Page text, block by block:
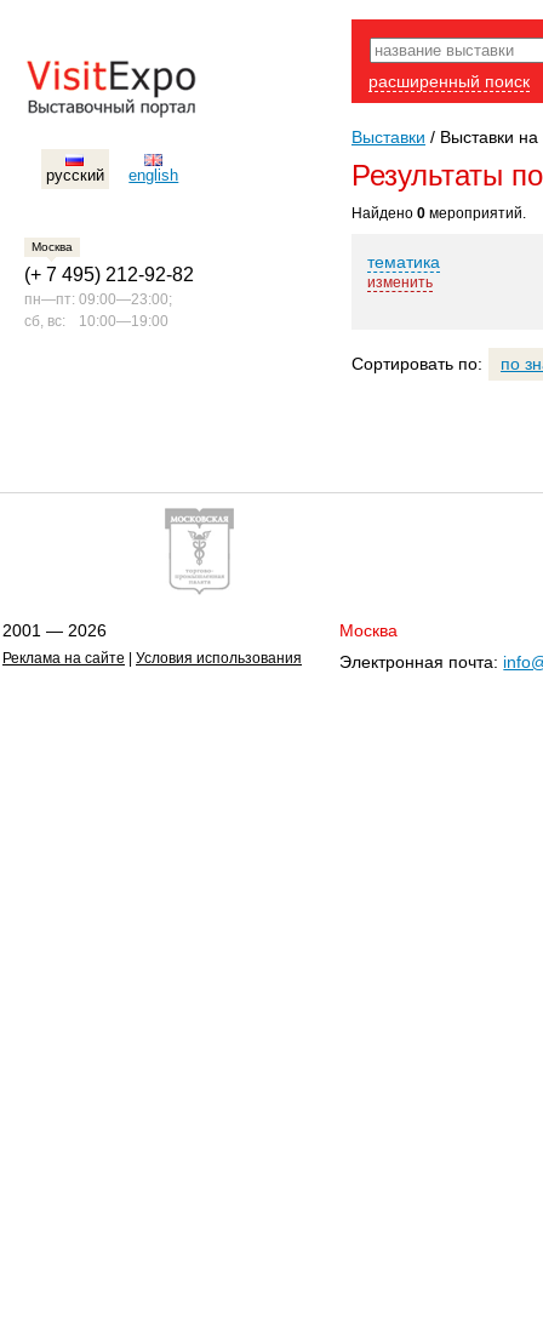
русский english
Москва
(+ 7 495) 212-92-82
пн—пт: 09:00—23:00;
сб, вс:
10:00—19:00
расширенный поиск
Выставки / Выставки
Результаты
Найдено 0 мероприятий.
тематика
изменить
Сортировать по: по
2001 — 2026
Реклама на сайте Условия использования
Москва
Электронная почта: